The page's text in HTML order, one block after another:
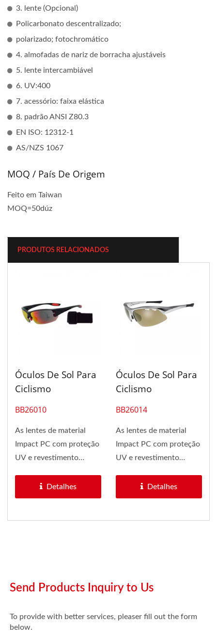
3. lente (Opcional)
Policarbonato descentralizado;
polarizado; fotochromático
4. almofadas de nariz de borracha ajustáveis
5. lente intercambiável
6. UV:400
7. acessório: faixa elástica
8. padrão ANSI Z80.3
EN ISO: 12312-1
AS/NZS 1067
MOQ / País De Origem
Feito em Taiwan
MOQ=50dúz
PRODUTOS RELACIONADOS
Óculos De Sol Para
Ciclismo
BB26010
As lentes de material
Impact PC com proteção
UV e revestimento
melhores...Detalhes
Óculos De Sol Para
Ciclismo
BB26014
As lentes de material
Impact PC com proteção
UV e revestimento
melhores...Detalhes